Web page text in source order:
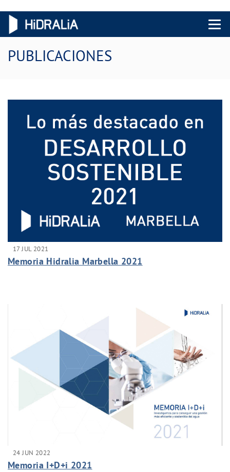
Menu
PUBLICACIONES
17 JUL 2021
Memoria Hidralia Marbella 2021
24 JUN 2022
Memoria I+D+i 2021